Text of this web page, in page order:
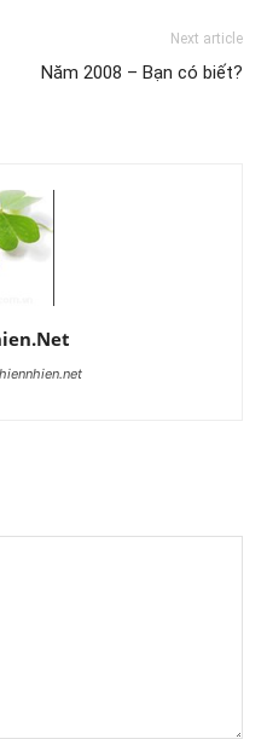
Next article
Năm 2008 – Bạn có biết?